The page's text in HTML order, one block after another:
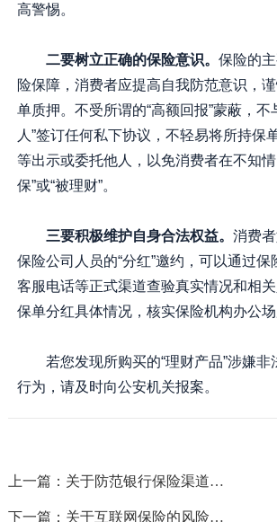
高警惕。
二要树立正确的保险意识。 保险的
险保障，消费者应提高自我防范意识，
单质押。不受所谓的“高额回报”蒙蔽，不
人”签订任何私下协议，不轻易将所持保
等出示或委托他人，以免消费者在不知情
保”或“被理财”。
三要积极维护自身合法权益。 消费
保险公司人员的“分红”邀约，可以通过
客服电话等正式渠道查验真实情况和相
保单分红具体情况，核实保险机构办公场
若您发现所购买的“理财产品”涉嫌非
行为，请及时向公安机关报案。
上一篇：关于防范银行保险渠道产品销售误导的风险提示——摘自中国银保监会
下一篇：关于互联网保险的风险提示——摘自中国银保监会